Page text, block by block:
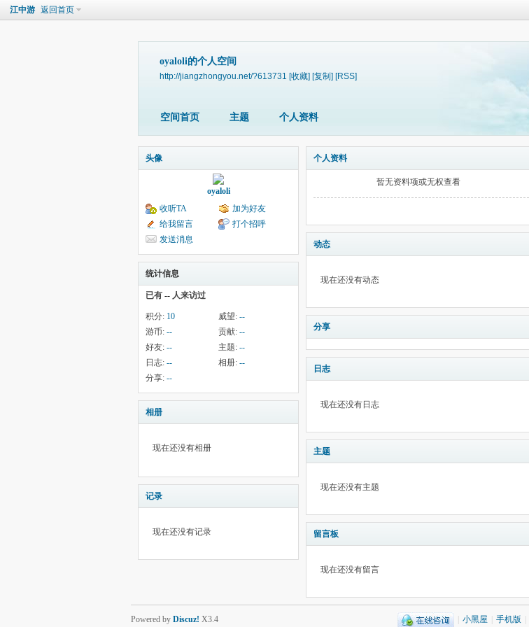
江中游 返回首页
oyaloli的个人空间
http://jiangzhongyou.net/?613731 [收藏] [复制] [RSS]
空间首页 主题 个人资料
头像
oyaloli
收听TA
加为好友
给我留言
打个招呼
发送消息
统计信息
已有 -- 人来访过
积分: 10 威望: --
游币: -- 贡献: --
好友: -- 主题: --
日志: -- 相册: --
分享: --
相册
现在还没有相册
记录
现在还没有记录
个人资料
暂无资料项或无权查看
动态
现在还没有动态
分享
日志
现在还没有日志
主题
现在还没有主题
留言板
现在还没有留言
小黑屋 手机版
Powered by Discuz! X3.4